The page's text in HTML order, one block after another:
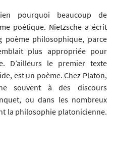
pourquoi beaucoup de
poétique. Nietzsche a écrit
poème philosophique, parce
plus appropriée pour
D’ailleurs le premier texte
est un poème. Chez Platon,
souvent à des discours
ou dans les nombreux
la philosophie platonicienne.